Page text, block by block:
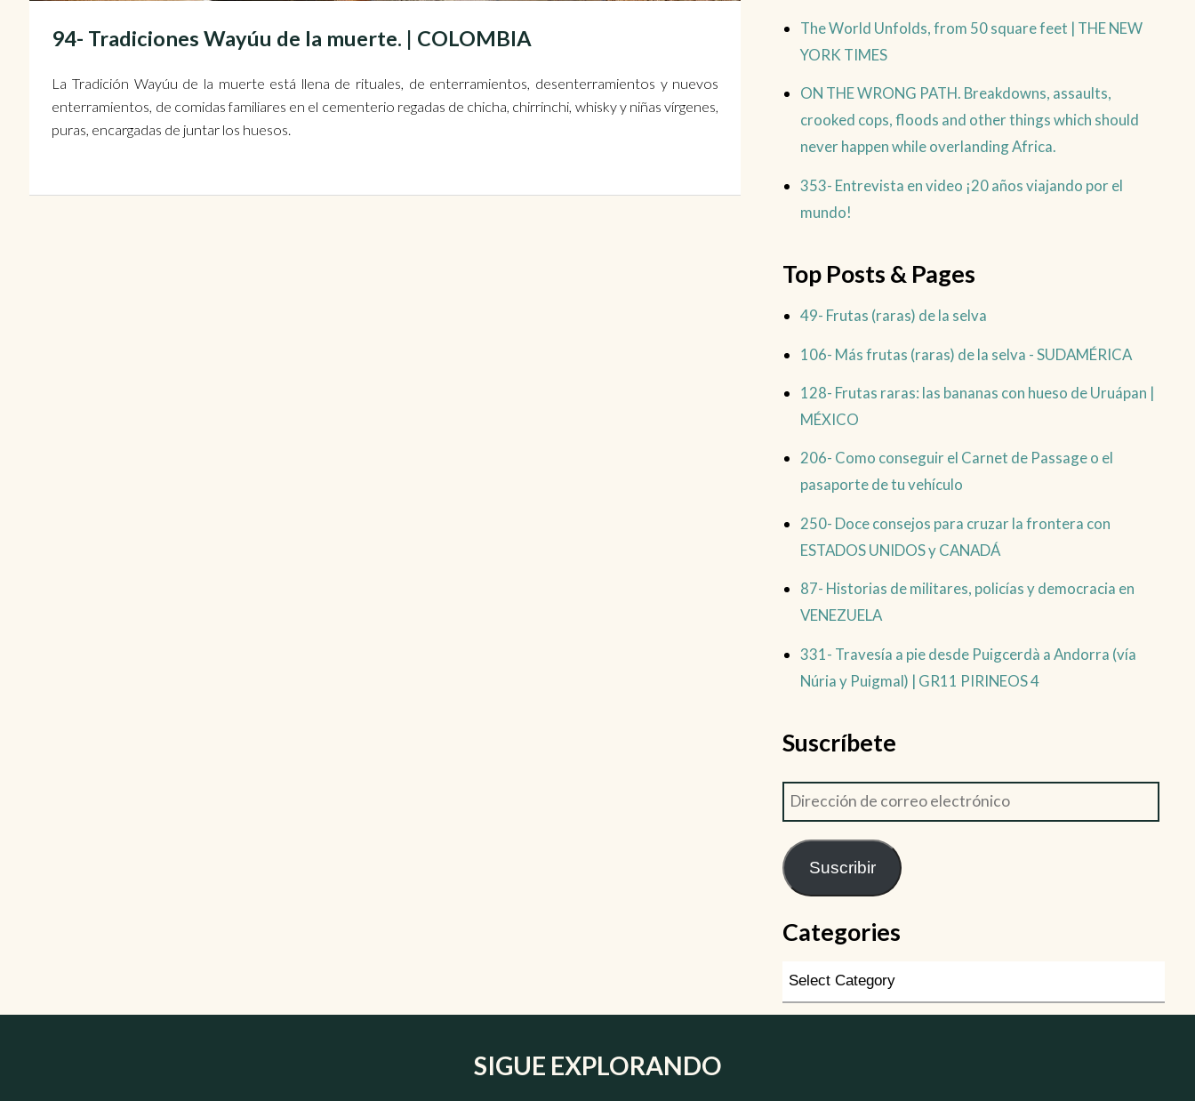
94- Tradiciones Wayúu de la muerte. | COLOMBIA
La Tradición Wayúu de la muerte está llena de rituales, de enterramientos, desenterramientos y nuevos
enterramientos, de comidas familiares en el cementerio regadas de chicha, chirrinchi, whisky y niñas vírgenes,
puras, encargadas de juntar los huesos.
The World Unfolds, from 50 square feet | THE NEW
YORK TIMES
ON THE WRONG PATH. Breakdowns, assaults,
crooked cops, floods and other things which should
never happen while overlanding Africa.
353- Entrevista en video ¡20 años viajando por el
mundo!
Top Posts & Pages
49- Frutas (raras) de la selva
106- Más frutas (raras) de la selva - SUDAMÉRICA
128- Frutas raras: las bananas con hueso de Uruápan |
MÉXICO
206- Como conseguir el Carnet de Passage o el
pasaporte de tu vehículo
250- Doce consejos para cruzar la frontera con
ESTADOS UNIDOS y CANADÁ
87- Historias de militares, policías y democracia en
VENEZUELA
331- Travesía a pie desde Puigcerdà a Andorra (vía
Núria y Puigmal) | GR11 PIRINEOS 4
Suscríbete
Suscribir
Categories
SIGUE EXPLORANDO